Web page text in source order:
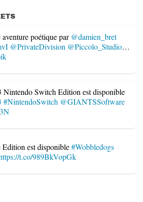
poétique par @damien_bret
@PrivateDivision @Piccolo_Studio…
Nintendo Switch Edition est disponible
#NintendoSwitch @GIANTSSoftware
est disponible#Wobbledogs
t.co/989BkVopGk